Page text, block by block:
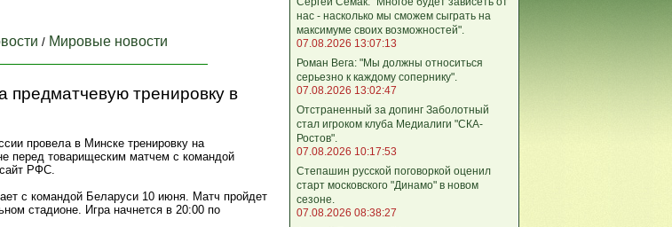
/ Мировые новости
предматчевую тренировку в
провела в Минске тренировку на
перед товарищеским матчем с командой
РФС.
с командой Беларуси 10 июня. Матч пройдет
стадионе. Игра начнется в 20:00 по
нас - насколько мы сможем сыграть на
максимуме своих возможностей".
07.08.2026 13:07:13
Роман Вега: "Мы должны относиться
серьезно к каждому сопернику".
07.08.2026 13:02:47
Отстраненный за допинг Заболотный
стал игроком клуба Медиалиги "СКА-
Ростов".
07.08.2026 10:17:53
Степашин русской поговоркой оценил
старт московского "Динамо" в новом
сезоне.
07.08.2026 08:38:27